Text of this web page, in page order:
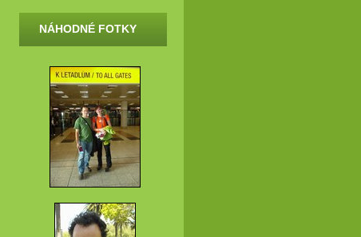
NÁHODNÉ FOTKY